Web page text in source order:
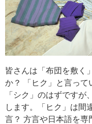
皆さんは「布団を敷く
か？ 「ヒク」と言って
「シク」のはずですが
します。「ヒク」は間
言？ 方言や日本語を専